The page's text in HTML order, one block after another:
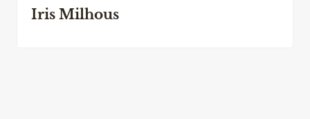
Iris Milhous